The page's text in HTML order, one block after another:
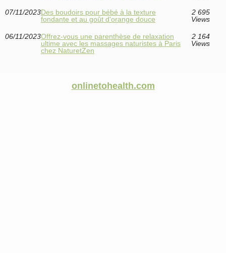
07/11/2023Des boudoirs pour bébé à la texture
fondante et au goût d'orange douce
2 695
Views
06/11/2023Offrez-vous une parenthèse de relaxation
ultime avec les massages naturistes à Paris
chez NaturetZen
2 164
Views
onlinetohealth.com